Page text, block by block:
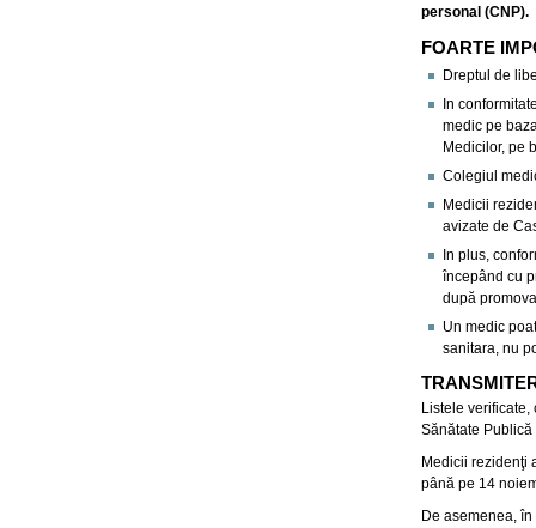
personal (CNP).
FOARTE
Dreptul de
In
medic pe
Medicilor, pe
Colegiul
Medicii
avizate de
In plus,
începând cu
după
Un medic
sanitara, nu
Listele verificate,
Sănătate
Medicii rezidenţi
până pe 14
De asemenea,